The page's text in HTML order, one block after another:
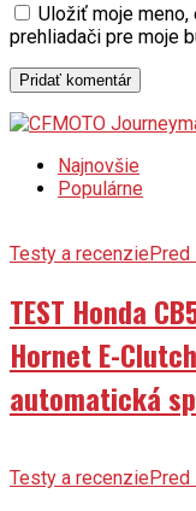
Uložiť moje
prehliadači pre moje
Najnovšie
Populárne
Testy a recenziePred
TEST Honda
Hornet E-
automatická
Testy a recenziePred